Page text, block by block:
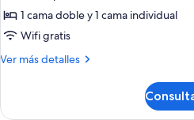
Estándar
(3
adultos)
1 cama doble y 1 cama individual
Wifi gratis
Ver más detalles
Más
Estándar